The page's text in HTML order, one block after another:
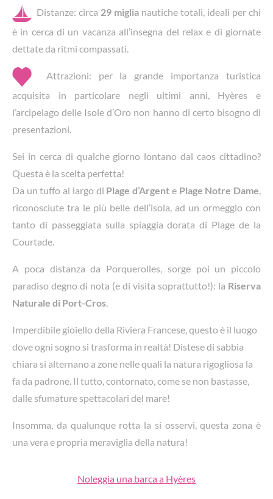
Distanze: circa 29 miglia nautiche totali, ideali per chi
è in cerca di un vacanza all’insegna del relax e di giornate
dettate da ritmi compassati.
Attrazioni: per la grande importanza turistica
acquisita in particolare negli ultimi anni, Hyères e
l’arcipelago delle Isole d’Oro non hanno di certo bisogno di
presentazioni.
Sei in cerca di qualche giorno lontano dal caos cittadino?
Questa è la scelta perfetta!
Da un tuffo al largo di Plage d’Argent e Plage Notre Dame,
riconosciute tra le più belle dell’isola, ad un ormeggio con
tanto di passeggiata sulla spiaggia dorata di Plage de la
Courtade.
A poca distanza da Porquerolles, sorge poi un piccolo
paradiso degno di nota (e di visita soprattutto!): la Riserva
Naturale di Port-Cros.
Imperdibile gioiello della Riviera Francese, questo è il luogo
dove ogni sogno si trasforma in realtà! Distese di sabbia
chiara si alternano a zone nelle quali la natura rigogliosa la
fa da padrone. Il tutto, contornato, come se non bastasse,
dalle sfumature spettacolari del mare!
Insomma, da qualunque rotta la si osservi, questa zona è
una vera e propria meraviglia della natura!
Noleggia una barca a Hyères